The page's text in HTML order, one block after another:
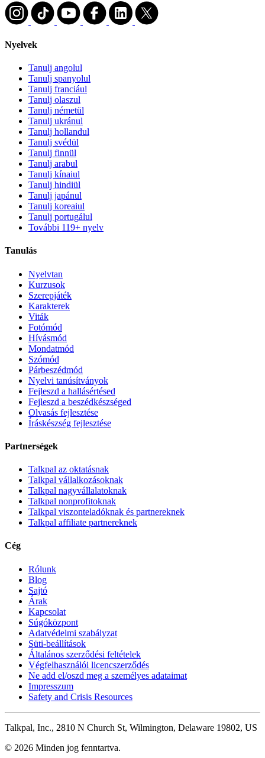
Nyelvek
Tanulj angolul
Tanulj spanyolul
Tanulj franciául
Tanulj olaszul
Tanulj németül
Tanulj ukránul
Tanulj hollandul
Tanulj svédül
Tanulj finnül
Tanulj arabul
Tanulj kínaiul
Tanulj hindiül
Tanulj japánul
Tanulj koreaiul
Tanulj portugálul
További 119+ nyelv
Tanulás
Nyelvtan
Kurzusok
Szerepjáték
Karakterek
Viták
Fotómód
Hívásmód
Mondatmód
Szómód
Párbeszédmód
Nyelvi tanúsítványok
Fejleszd a hallásértésed
Fejleszd a beszédkészséged
Olvasás fejlesztése
Íráskészség fejlesztése
Partnerségek
Talkpal az oktatásnak
Talkpal vállalkozásoknak
Talkpal nagyvállalatoknak
Talkpal nonprofitoknak
Talkpal viszonteladóknak és partnereknek
Talkpal affiliate partnereknek
Cég
Rólunk
Blog
Sajtó
Árak
Kapcsolat
Súgóközpont
Adatvédelmi szabályzat
Süti-beállítások
Általános szerződési feltételek
Végfelhasználói licencszerződés
Ne add el/oszd meg a személyes adataimat
Impresszum
Safety and Crisis Resources
Talkpal, Inc., 2810 N Church St, Wilmington, Delaware 19802, US
© 2026 Minden jog fenntartva.